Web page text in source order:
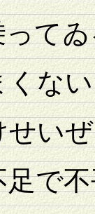
ゐ
い
ぜ
不平